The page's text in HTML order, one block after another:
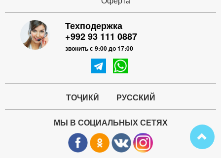
Техподержка
+992 93 111 0887
звонить с 9:00 до 17:00
ТОҶИКӢ РУССКИЙ
МЫ В СОЦИАЛЬНЫХ СЕТЯХ